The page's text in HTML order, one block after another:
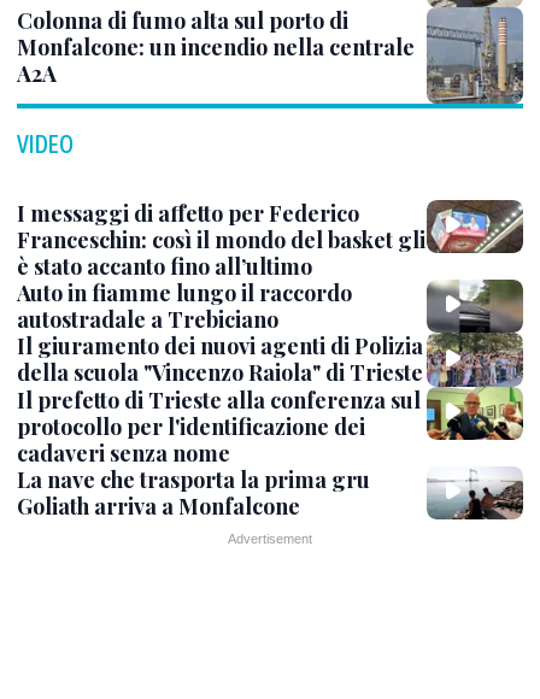
Colonna di fumo alta sul porto di
Monfalcone: un incendio nella centrale
A2A
VIDEO
I messaggi di affetto per Federico
Franceschin: così il mondo del basket gli
è stato accanto fino all’ultimo
Auto in fiamme lungo il raccordo
autostradale a Trebiciano
Il giuramento dei nuovi agenti di Polizia
della scuola "Vincenzo Raiola" di Trieste
Il prefetto di Trieste alla conferenza sul
protocollo per l'identificazione dei
cadaveri senza nome
La nave che trasporta la prima gru
Goliath arriva a Monfalcone